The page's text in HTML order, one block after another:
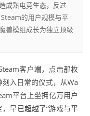
成熟电竞生态，反过
的用户规模与平
兽模组成长为独立顶级
客户端，点击那枚
入日常的仪式，从Wa
平台上坐拥亿万用户
早已超越了“游戏与平